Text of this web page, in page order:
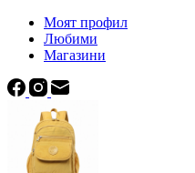
Моят профил
Любими
Магазини